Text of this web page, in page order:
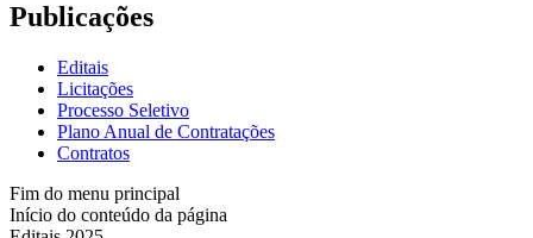
Publicações
Editais
Licitações
Processo Seletivo
Plano Anual de Contratações
Contratos
Fim do menu principal
Início do conteúdo da página